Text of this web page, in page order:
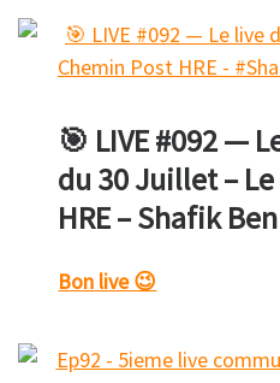
🎯 LIVE #092 —
du 30 Juillet –
HRE – Shafik
Bon live 😉